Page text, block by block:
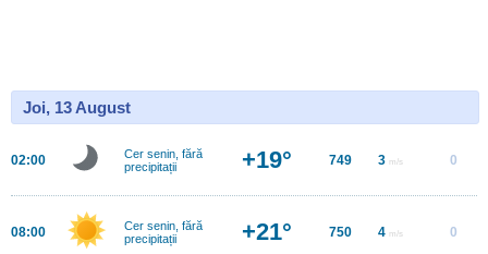
Joi, 13 August
02:00
Cer senin, fără
precipitații
+19° 749 3 m/s 0
08:00
Cer senin, fără
precipitații
+21° 750 4 m/s 0